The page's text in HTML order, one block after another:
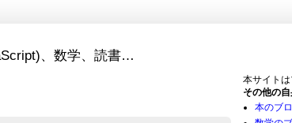
、数学、読書…
本サイトは
その他の
本のブ